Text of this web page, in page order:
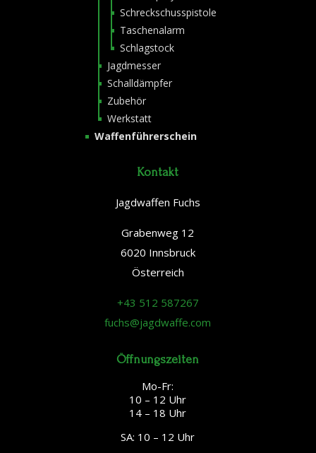
Schreckschusspistole
Taschenalarm
Schlagstock
Jagdmesser
Schalldämpfer
Zubehör
Werkstatt
Waffenführerschein
Kontakt
Jagdwaffen Fuchs
Grabenweg 12
6020 Innsbruck
Österreich
+43 512 587267
fuchs@jagdwaffe.com
Öffnungszeiten
Mo-Fr:
10 – 12 Uhr
14 – 18 Uhr
SA: 10 – 12 Uhr